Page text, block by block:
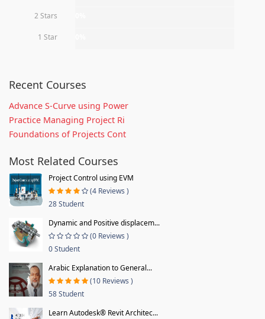
2 Stars
1 Star
Recent Courses
Advance S-Curve using Power
Practice Managing Project Ri
Foundations of Projects Cont
Most Related Courses
Project Control using EVM
(4 Reviews )
28 Student
Dynamic and Positive displacem...
(0 Reviews )
0 Student
Arabic Explanation to General...
(10 Reviews )
58 Student
Learn Autodesk® Revit Architec...